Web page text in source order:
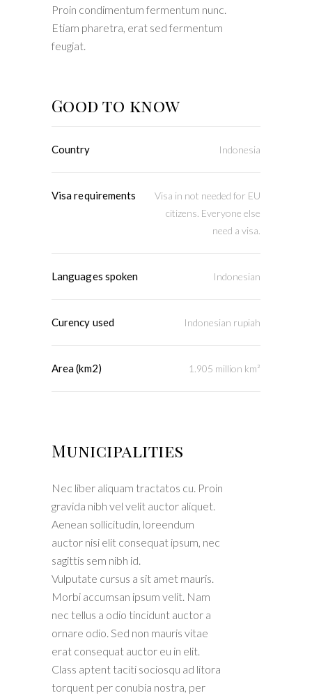
Proin condimentum fermentum nunc.
Etiam pharetra, erat sed fermentum
feugiat.
Good to know
Country Indonesia
Visa requirements
Visa in not needed for EU
citizens. Everyone else
need a visa.
Languages spoken Indonesian
Curency used Indonesian rupiah
Area (km2) 1.905 million km²
Municipalities
Nec liber aliquam tractatos cu. Proin
gravida nibh vel velit auctor aliquet.
Aenean sollicitudin, loreendum
auctor nisi elit consequat ipsum, nec
sagittis sem nibh id.
Vulputate cursus a sit amet mauris.
Morbi accumsan ipsum velit. Nam
nec tellus a odio tincidunt auctor a
ornare odio. Sed non mauris vitae
erat consequat auctor eu in elit.
Class aptent taciti sociosqu ad litora
torquent per conubia nostra, per